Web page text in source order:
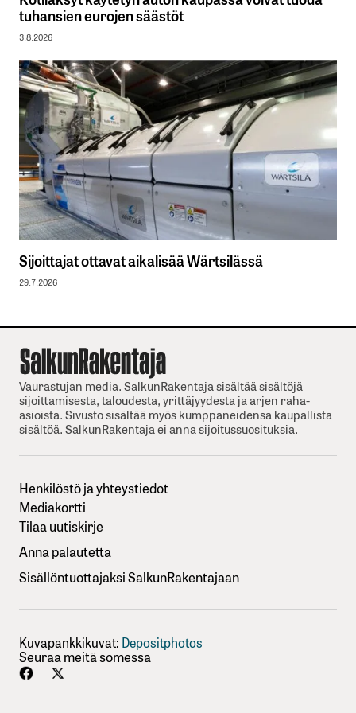
tuhansien eurojen säästöt
3.8.2026
Sijoittajat ottavat aikalisää Wärtsilässä
29.7.2026
Vaurastujan media. SalkunRakentaja sisältää sisältöjä
sijoittamisesta, taloudesta, yrittäjyydesta ja arjen raha-
asioista. Sivusto sisältää myös kumppaneidensa kaupallista
sisältöä. SalkunRakentaja ei anna sijoitussuosituksia.
Henkilöstö ja yhteystiedot
Mediakortti
Tilaa uutiskirje
Anna palautetta
Sisällöntuottajaksi SalkunRakentajaan
Kuvapankkikuvat: Depositphotos
Seuraa meitä somessa